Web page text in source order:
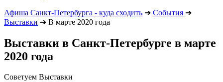
Афиша Санкт-Петербурга - куда сходить ➔ События ➔
Выставки ➔ В марте 2020 года
Выставки в Санкт-Петербурге в марте
2020 года
Советуем Выставки